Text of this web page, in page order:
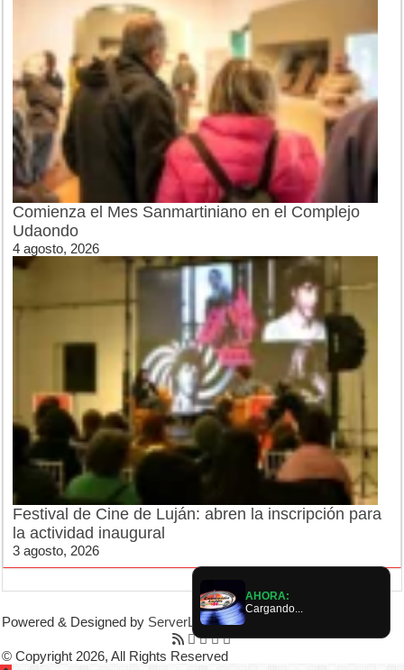
Comienza el Mes Sanmartiniano en el Complejo
Udaondo
4 agosto, 2026
Festival de Cine de Luján: abren la inscripción para
la actividad inaugural
3 agosto, 2026
Powered & Designed by ServerLujan|
© Copyright 2026, All Rights Reserved
AHORA:
Cargando...